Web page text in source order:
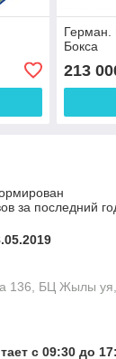
Герман.
Бокса
213
за последний
136, БЦ Жылы
с 09:30 до